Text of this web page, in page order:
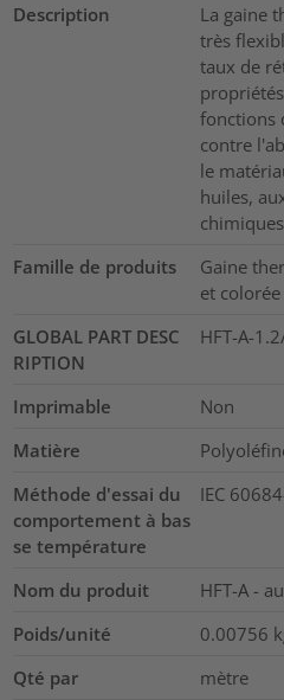
Description
La gaine
très
taux de
fonctions
contre
le
huiles,
Famille de produits
Gaine
et colorée
GLOBAL PART DESC
RIPTION
HFT-A-
Imprimable
Non
Matière
Méthode d'essai du
comportement à bas
se température
IEC
Nom du produit
HFT-A -
Poids/unité
0.00756
Qté par
mètre